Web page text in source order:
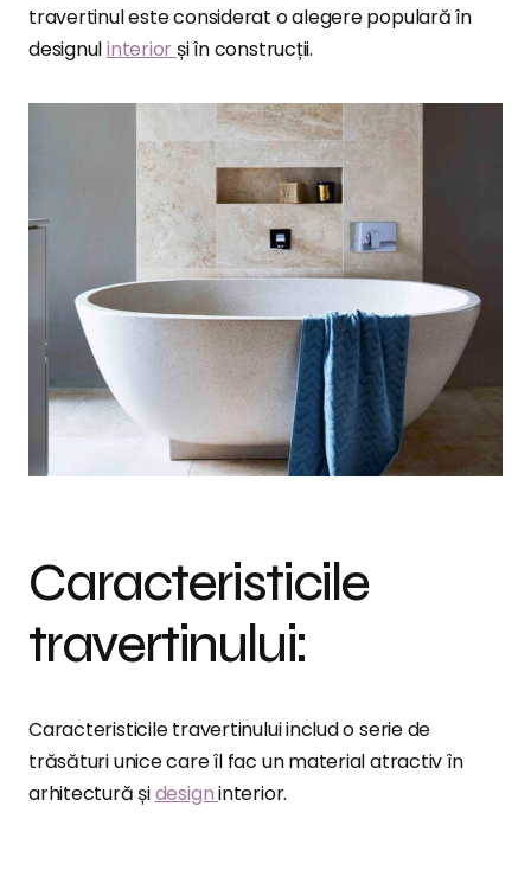
travertinul este considerat o alegere populară în
designulinterior și în construcții.
Caracteristicile
travertinului:
Caracteristicile travertinului includ o serie de
trăsături unice care îl fac un material atractiv în
arhitectură șidesigninterior.